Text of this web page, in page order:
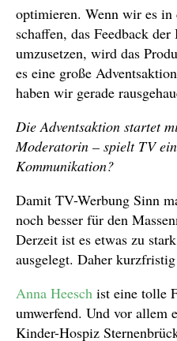
optimieren. Wenn wir es in
schaffen, das Feedback
umzusetzen, wird das
es eine große
haben wir gerade
Die Adventsaktion startet
Moderatorin – spielt TV
Kommunikation?
Damit TV-Werbung Sinn
noch besser für den
Derzeit ist es etwas zu
ausgelegt. Daher
Anna Heesch ist eine tolle
umwerfend. Und vor allem
Kinder-Hospiz